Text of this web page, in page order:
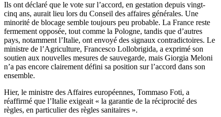
Ils ont déclaré que le vote sur l’accord, en gestation depuis vingt-
cinq ans, aurait lieu lors du Conseil des affaires générales. Une
minorité de blocage semble toujours peu probable. La France reste
fermement opposée, tout comme la Pologne, tandis que d’autres
pays, notamment l’Italie, ont envoyé des signaux contradictoires. Le
ministre de l’Agriculture, Francesco Lollobrigida, a exprimé son
soutien aux nouvelles mesures de sauvegarde, mais Giorgia Meloni
n’a pas encore clairement défini sa position sur l’accord dans son
ensemble.
Hier, le ministre des Affaires européennes, Tommaso Foti, a
réaffirmé que l’Italie exigeait « la garantie de la réciprocité des
règles, en particulier des règles sanitaires ».